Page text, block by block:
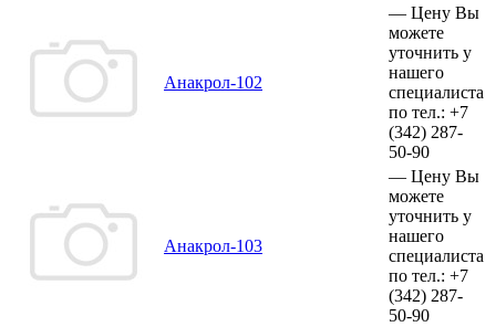
Анакрол-102
— Цену Вы
можете
уточнить у
нашего
специалиста
по тел.: +7
(342) 287-
50-90
Анакрол-103
— Цену Вы
можете
уточнить у
нашего
специалиста
по тел.: +7
(342) 287-
50-90